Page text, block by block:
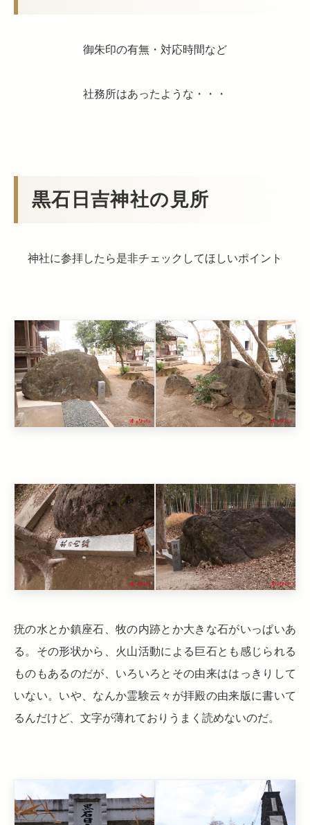
御朱印の有無・対応時間など
社務所はあったような・・・
黒石日吉神社の見所
神社に参拝したら是非チェックしてほしいポイント
疣の水とか鎮座石、牧の内跡とか大きな石がいっぱいあ
る。その形状から、火山活動による巨石とも感じられる
ものもあるのだが、いろいろとその由来ははっきりして
いない。いや、なんか霊験云々が拝殿の由来版に書いて
るんだけど、文字が薄れておりうまく読めないのだ。